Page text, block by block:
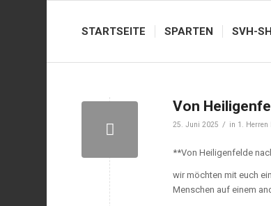
STARTSEITE SPARTEN SVH-
Von
25. Juni 2025 / in 1. Herren
**Von Heiligenfelde
wir möchten mit euch
Menschen auf einem